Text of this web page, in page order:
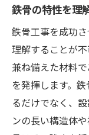
デジタ
労働力
施工現
効率的
鉄骨工事の
初期コ
鉄骨の特性を理
鉄骨工事を成功
理解することが
兼ね備えた材料
を発揮します。
るだけでなく、
ンの長い構造体